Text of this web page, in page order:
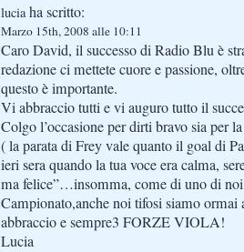
luciaha scritto:
Marzo 15th, 2008 alle 10:11
Caro David, il successo di Radio Blu è
redazione ci mettete cuore e passione,
questo è importante.
Vi abbraccio tutti e vi auguro tutto il
Colgo l’occasione per dirti bravo sia per
( la parata di Frey vale quanto il goal di
ieri sera quando la tua voce era calma,
ma felice”…insomma, come di uno di
Campionato,anche noi tifosi siamo
abbraccio e sempre3 FORZE VIOLA!
Lucia